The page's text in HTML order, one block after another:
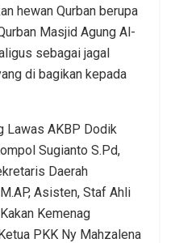
hewan Qurban berupa
Masjid Agung Al-
sebagai jagal
di bagikan kepada
Lawas AKBP Dodik
Sugianto S.Pd,
Daerah
Asisten, Staf Ahli
Kemenag
PKK Ny Mahzalena